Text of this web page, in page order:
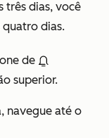
três dias, você
dias.
de
superior.
navegue até o